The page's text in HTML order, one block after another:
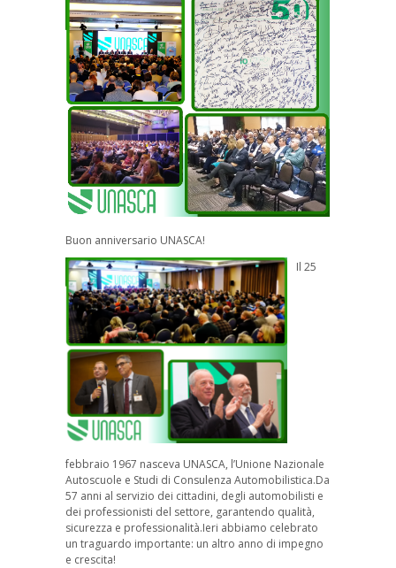
Buon anniversario UNASCA!
Il 25
febbraio 1967 nasceva UNASCA, l’Unione Nazionale
Autoscuole e Studi di Consulenza Automobilistica.Da
57 anni al servizio dei cittadini, degli automobilisti e
dei professionisti del settore, garantendo qualità,
sicurezza e professionalità.Ieri abbiamo celebrato
un traguardo importante: un altro anno di impegno
e crescita!